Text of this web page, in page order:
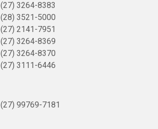
(27) 3264-8383
(28) 3521-5000
(27) 2141-7951
(27) 3264-8369
(27) 3264-8370
(27) 3111-6446
(27) 99769-7181